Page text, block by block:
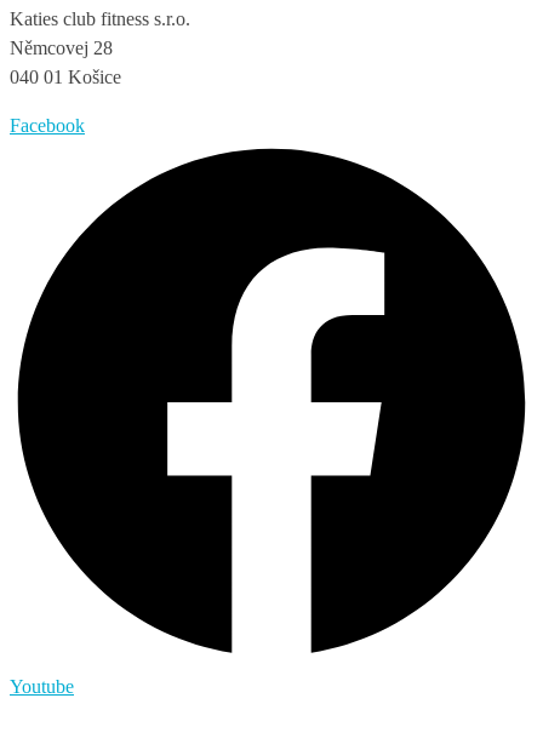
Katies club fitness s.r.o.
Němcovej 28
040 01 Košice
Facebook
Youtube